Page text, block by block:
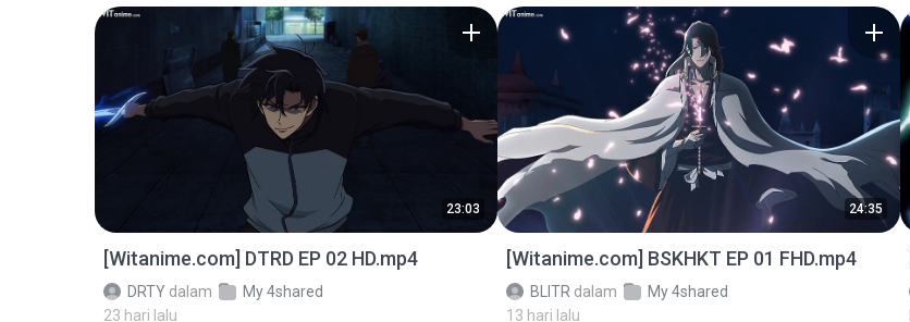
23:03
[Witanime.com] DTRD EP 02 HD.mp4
DRTY dalam
My 4shared
23 hari lalu
24:35
[Witanime.com] BSKHKT EP 01 FHD.mp4
BLITR dalam
My 4shared
13 hari lalu